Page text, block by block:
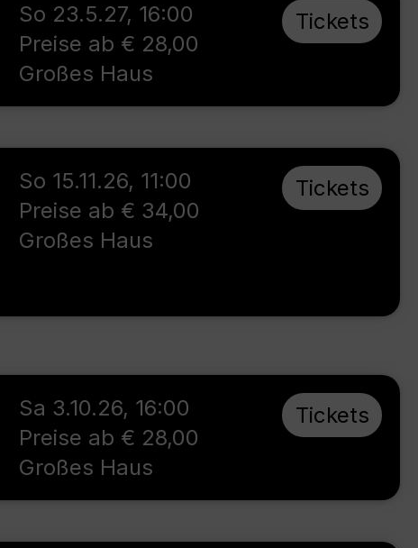
So 23.5.27, 16:00
Preise ab € 28,00
Großes Haus
Tickets
So 15.11.26, 11:00
Preise ab € 34,00
Großes Haus
Tickets
Sa 3.10.26, 16:00
Preise ab € 28,00
Großes Haus
Tickets